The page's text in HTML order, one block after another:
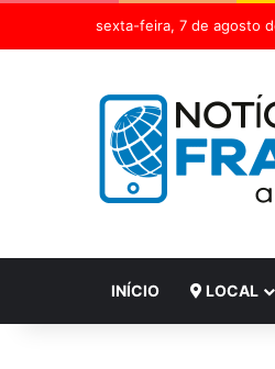
sexta-feira, 7 de agosto
INÍCIO LOCAL